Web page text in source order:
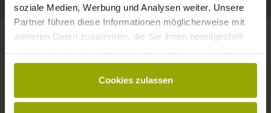
soziale Medien, Werbung und Analysen weiter. Unsere
Partner führen diese Informationen möglicherweise mit
weiteren Daten zusammen, die Sie ihnen bereitgestellt
gesammelt haben.
Cookies zulassen